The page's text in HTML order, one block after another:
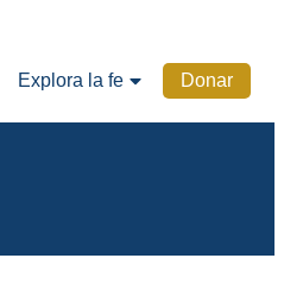
Explora la fe Donar